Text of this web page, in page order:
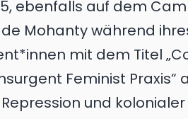
ebenfalls auf dem
Mohanty während
mit dem Titel
Feminist
und